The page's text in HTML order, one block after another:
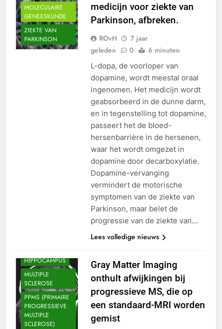
MOLECULAIRE
GENEESKUNDE
ZIEKTE VAN
PARKINSON
medicijn voor ziekte van
Parkinson, afbreken.
ROvH
7 jaar
geleden
0 6 minuten
L-dopa, de voorloper van
dopamine, wordt meestal oraal
ingenomen. Het medicijn wordt
geabsorbeerd in de dunne darm,
en in tegenstelling tot dopamine,
passeert het de bloed-
hersenbarrière in de hersenen,
waar het wordt omgezet in
dopamine door decarboxylatie.
Dopamine-vervanging
vermindert de motorische
symptomen van de ziekte van
Parkinson, maar belet de
progressie van de ziekte van…
Lees volledige nieuws
HIPPOCAMPUS
MULTIPLE
SCLEROSE
PPMS (PRIMAIRE
PROGRESSIEVE
MULTIPLE
SCLEROSE)
Gray Matter Imaging
onthult afwijkingen bij
progressieve MS, die op
een standaard-MRI worden
gemist